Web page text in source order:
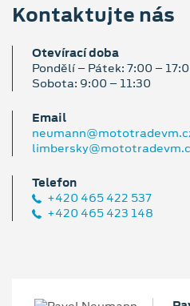
Kontaktujte nás
Otevírací doba
Pondělí – Pátek: 7:00 –
Sobota: 9:00 – 11:30
Email
Telefon
+420 465 422 537
+420 465 423 148